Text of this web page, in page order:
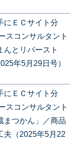
にＥＣサイト分
コンサルタント
とリバースト
年5月29日号）
にＥＣサイト分
コンサルタント
つかん」／商品
夫（2025年5月22